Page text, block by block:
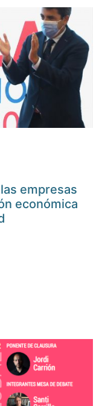
empresas
económica